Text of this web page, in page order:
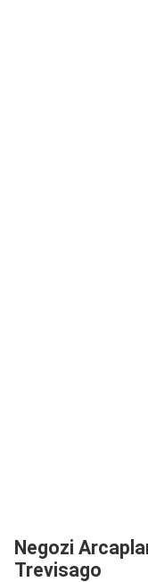
Negozi
Trevisago